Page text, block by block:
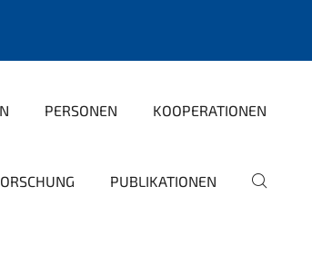
PERSONEN KOOPERATIONEN
PUBLIKATIONEN